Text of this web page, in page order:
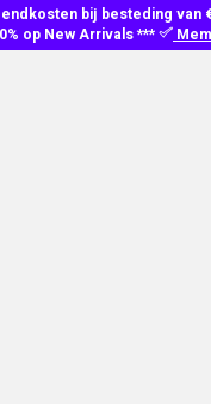
bij besteding van
op New Arrivals ***